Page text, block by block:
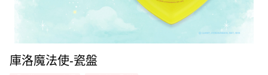
庫洛魔法使-瓷盤